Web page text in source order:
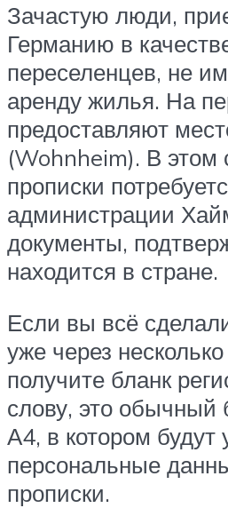
Зачастую люди,
Германию в
переселенцев, не
аренду жилья. На
предоставляют
(Wohnheim). В этом
прописки
администрации
документы,
находится в стране.
Если вы всё
уже через
получите бланк
слову, это обычный
А4, в котором
персональные
прописки.